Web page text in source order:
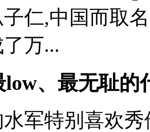
仁,中国而取
万...
、最无耻的
军特别喜欢